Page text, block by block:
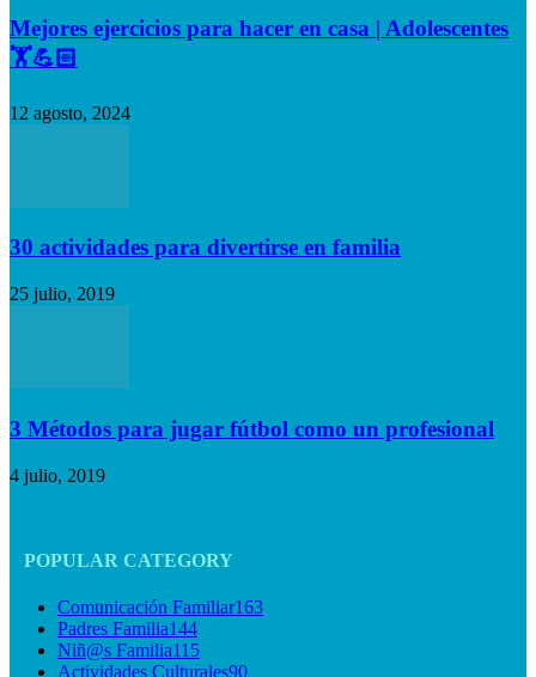
Mejores ejercicios para hacer en casa | Adolescentes
🏋️💪🏻
12 agosto, 2024
30 actividades para divertirse en familia
25 julio, 2019
3 Métodos para jugar fútbol como un profesional
4 julio, 2019
POPULAR CATEGORY
Comunicación Familiar163
Padres Familia144
Niñ@s Familia115
Actividades Culturales90